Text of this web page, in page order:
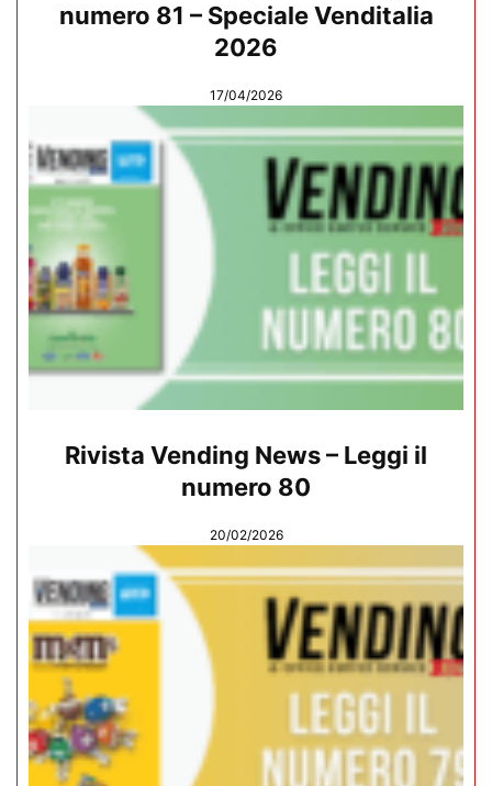
numero 81 – Speciale Venditalia
2026
17/04/2026
Rivista Vending News – Leggi il
numero 80
20/02/2026